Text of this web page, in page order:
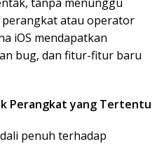
atau operator
iOS mendapatkan
bug, dan fitur-fitur baru
Perangkat yang Tertentu
penuh terhadap